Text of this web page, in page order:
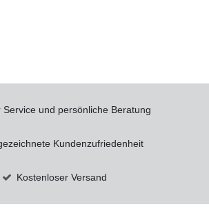
Service und persönliche Beratung
Kundenzufriedenheit
Kostenloser Versand